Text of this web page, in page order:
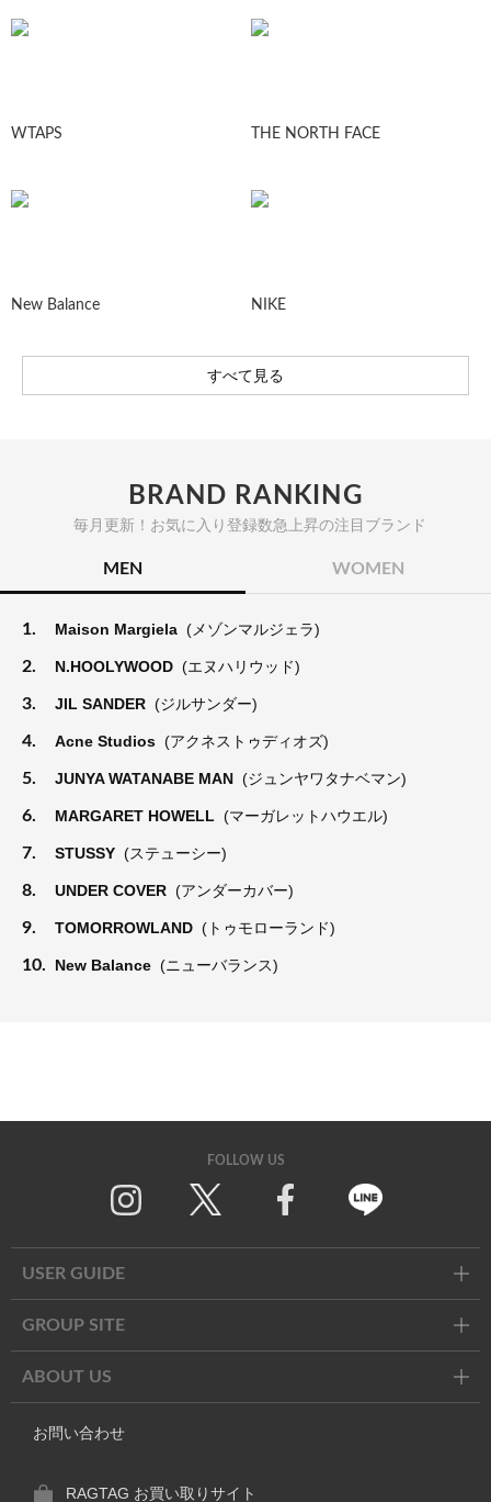
WTAPS THE NORTH FACE
New Balance NIKE
すべて見る
BRAND RANKING
毎月更新！お気に入り登録数急上昇の注目ブランド
MEN WOMEN
1. Maison Margiela (メゾンマルジェラ)
2. N.HOOLYWOOD (エヌハリウッド)
3. JIL SANDER (ジルサンダー)
4. Acne Studios (アクネストゥディオズ)
5. JUNYA WATANABE MAN (ジュンヤワタナベマン)
6. MARGARET HOWELL (マーガレットハウエル)
7. STUSSY (ステューシー)
8. UNDER COVER (アンダーカバー)
9. TOMORROWLAND (トゥモローランド)
10. New Balance (ニューバランス)
FOLLOW US
USER GUIDE
GROUP SITE
ABOUT US
お問い合わせ
RAGTAG お買い取りサイト